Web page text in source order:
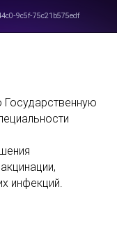
инфекций.